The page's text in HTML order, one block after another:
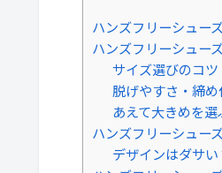
ハンズフリーシュー
ハンズフリーシュー
サイズ選びのコツ
脱げやすさ・締め
あえて大きめを選
ハンズフリーシュー
デザインはダサい